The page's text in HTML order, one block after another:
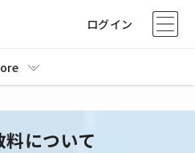
ログイン
について